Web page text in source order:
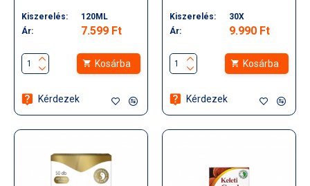
Kiszerelés:
120ML
Ár:
7.599 Ft
Kosárba
Kérdezek
Kiszerelés:
30X
Ár:
9.990 Ft
Kosárba
Kérdezek